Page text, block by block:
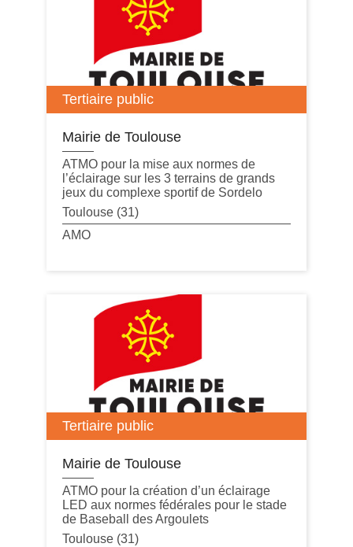
Tertiaire public
Mairie de Toulouse
ATMO pour la mise aux normes de
l’éclairage sur les 3 terrains de grands
jeux du complexe sportif de Sordelo
Toulouse (31)
AMO
Tertiaire public
Mairie de Toulouse
ATMO pour la création d’un éclairage
LED aux normes fédérales pour le stade
de Baseball des Argoulets
Toulouse (31)